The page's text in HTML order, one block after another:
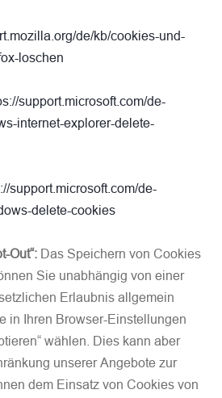
de/kb/cookies-und-
loschen
support.microsoft.com/de-
internet-explorer-delete-
support.microsoft.com/de-
delete-cookies
Out“: Das Speichern von Cookies
Sie unabhängig von einer
Erlaubnis allgemein
in Ihren Browser-Einstellungen
wählen. Dies kann aber
unserer Angebote zur
dem Einsatz von Cookies von